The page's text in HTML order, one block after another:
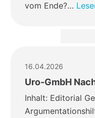
vom Ende?…
16.04.2026
Uro-GmbH
Inhalt: Editorial